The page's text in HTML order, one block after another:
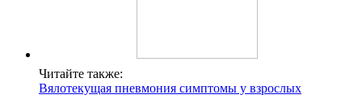
Читайте также:
Вялотекущая пневмония симптомы у взрослых